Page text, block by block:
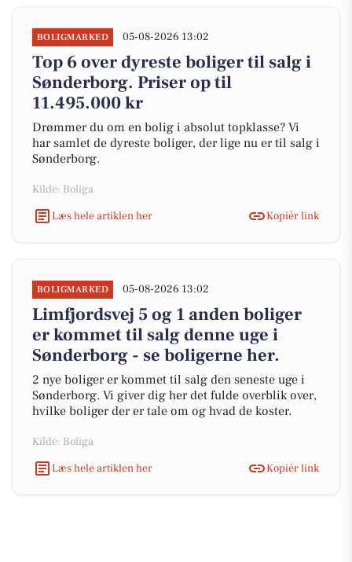
BOLIGMARKED 05-08-2026 13:02
Top 6 over dyreste boliger til salg i
Sønderborg. Priser op til
11.495.000 kr
Drømmer du om en bolig i absolut topklasse? Vi
har samlet de dyreste boliger, der lige nu er til salg i
Sønderborg.
Kilde: Boliga
Læs hele artiklen her
Kopiér link
BOLIGMARKED 05-08-2026 13:02
Limfjordsvej 5 og 1 anden boliger
er kommet til salg denne uge i
Sønderborg - se boligerne her.
2 nye boliger er kommet til salg den seneste uge i
Sønderborg. Vi giver dig her det fulde overblik over,
hvilke boliger der er tale om og hvad de koster.
Kilde: Boliga
Læs hele artiklen her
Kopiér link